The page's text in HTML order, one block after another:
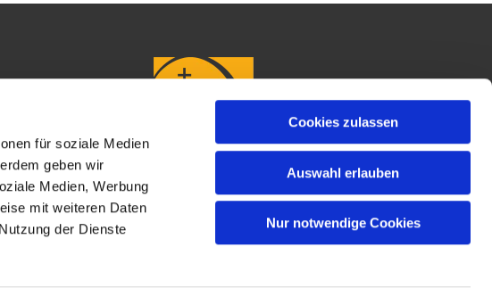
für soziale Medien
geben wir
Medien, Werbung
mit weiteren Daten
der Dienste
Cookies zulassen
Auswahl erlauben
Nur notwendige Cookies
Login